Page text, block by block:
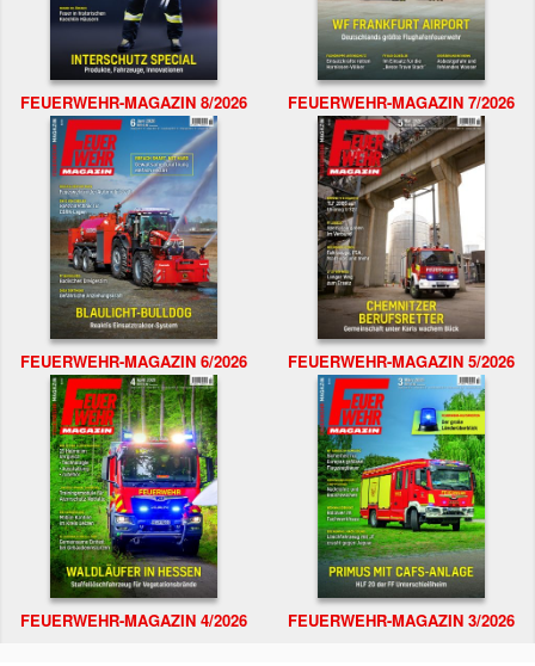
FEUERWEHR-MAGAZIN 8/2026 FEUERWEHR-MAGAZIN 7/2026
FEUERWEHR-MAGAZIN 6/2026 FEUERWEHR-MAGAZIN 5/2026
FEUERWEHR-MAGAZIN 4/2026 FEUERWEHR-MAGAZIN 3/2026